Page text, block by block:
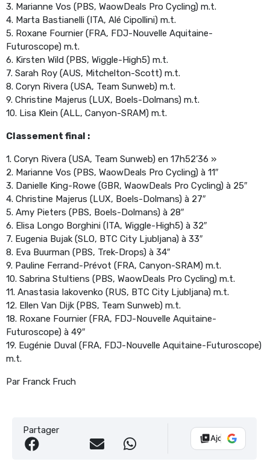
3. Marianne Vos (PBS, WaowDeals Pro Cycling) m.t.
4. Marta Bastianelli (ITA, Alé Cipollini) m.t.
5. Roxane Fournier (FRA, FDJ-Nouvelle Aquitaine-
Futuroscope) m.t.
6. Kirsten Wild (PBS, Wiggle-High5) m.t.
7. Sarah Roy (AUS, Mitchelton-Scott) m.t.
8. Coryn Rivera (USA, Team Sunweb) m.t.
9. Christine Majerus (LUX, Boels-Dolmans) m.t.
10. Lisa Klein (ALL, Canyon-SRAM) m.t.
Classement final :
1. Coryn Rivera (USA, Team Sunweb) en 17h52’36 »
2. Marianne Vos (PBS, WaowDeals Pro Cycling) à 11″
3. Danielle King-Rowe (GBR, WaowDeals Pro Cycling) à 25″
4. Christine Majerus (LUX, Boels-Dolmans) à 27″
5. Amy Pieters (PBS, Boels-Dolmans) à 28″
6. Elisa Longo Borghini (ITA, Wiggle-High5) à 32″
7. Eugenia Bujak (SLO, BTC City Ljubljana) à 33″
8. Eva Buurman (PBS, Trek-Drops) à 34″
9. Pauline Ferrand-Prévot (FRA, Canyon-SRAM) m.t.
10. Sabrina Stultiens (PBS, WaowDeals Pro Cycling) m.t.
11. Anastasia Iakovenko (RUS, BTC City Ljubljana) m.t.
12. Ellen Van Dijk (PBS, Team Sunweb) m.t.
18. Roxane Fournier (FRA, FDJ-Nouvelle Aquitaine-
Futuroscope) à 49″
19. Eugénie Duval (FRA, FDJ-Nouvelle Aquitaine-Futuroscope)
m.t.
Par Franck Fruch
Partager
Ajouter Vélo